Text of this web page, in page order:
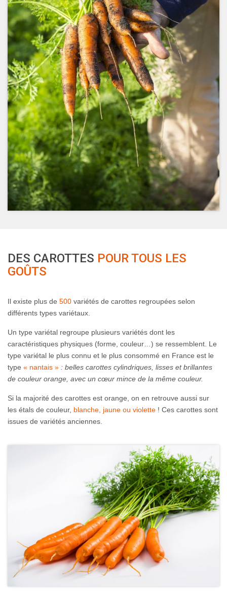
DES CAROTTES POUR TOUS LES
GOÛTS
Il existe plus de 500 variétés de carottes regroupées selon
différents types variétaux.
Un type variétal regroupe plusieurs variétés dont les
caractéristiques physiques (forme, couleur…) se ressemblent. Le
type variétal le plus connu et le plus consommé en France est le
type « nantais » : belles carottes cylindriques, lisses et brillantes
de couleur orange, avec un cœur mince de la même couleur.
Si la majorité des carottes est orange, on en retrouve aussi sur
les étals de couleur, blanche, jaune ou violette ! Ces carottes sont
issues de variétés anciennes.